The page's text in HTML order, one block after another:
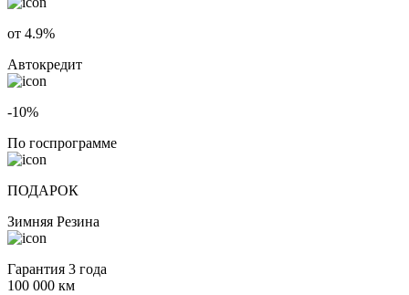
от 4.9%
Автокредит
-10%
По госпрограмме
ПОДАРОК
Зимняя Резина
Гарантия 3 года
100 000 км